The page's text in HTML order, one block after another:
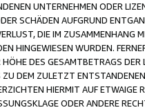
UNTERNEHMEN ODER
SCHÄDEN AUFGRUND
DIE IM ZUSAMMENHANG
HINGEWIESEN WURDEN.
HÖHE DES GESAMTBETRAGS
DEM ZULETZT
HIERMIT AUF
ODER ANDERE